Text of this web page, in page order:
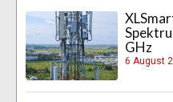
GHz
6 August